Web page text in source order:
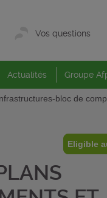
Vos questions
Actualités Groupe
bloc de
Eligible